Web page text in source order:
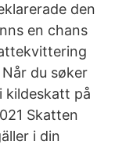
den
en chans
du søker
kildeskatt på
Skatten
i din